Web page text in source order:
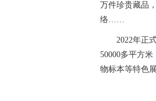
万件珍贵藏品
络……
2022年正
50000多平方
物标本等特色